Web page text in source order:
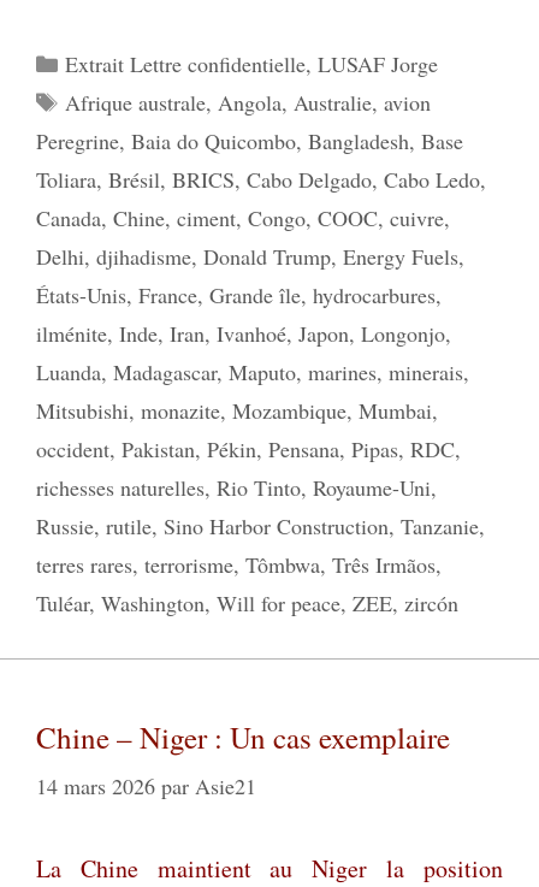
Catégories
Extrait Lettre confidentielle, LUSAF Jorge
Étiquettes
Afrique australe, Angola, Australie, avion
Peregrine, Baia do Quicombo, Bangladesh, Base
Toliara, Brésil, BRICS, Cabo Delgado, Cabo Ledo,
Canada, Chine, ciment, Congo, COOC, cuivre,
Delhi, djihadisme, Donald Trump, Energy Fuels,
États-Unis, France, Grande île, hydrocarbures,
ilménite, Inde, Iran, Ivanhoé, Japon, Longonjo,
Luanda, Madagascar, Maputo, marines, minerais,
Mitsubishi, monazite, Mozambique, Mumbai,
occident, Pakistan, Pékin, Pensana, Pipas, RDC,
richesses naturelles, Rio Tinto, Royaume-Uni,
Russie, rutile, Sino Harbor Construction, Tanzanie,
terres rares, terrorisme, Tômbwa, Três Irmãos,
Tuléar, Washington, Will for peace, ZEE, zircón
Chine – Niger : Un cas exemplaire
14 mars 2026 par Asie21
La Chine maintient au Niger la position